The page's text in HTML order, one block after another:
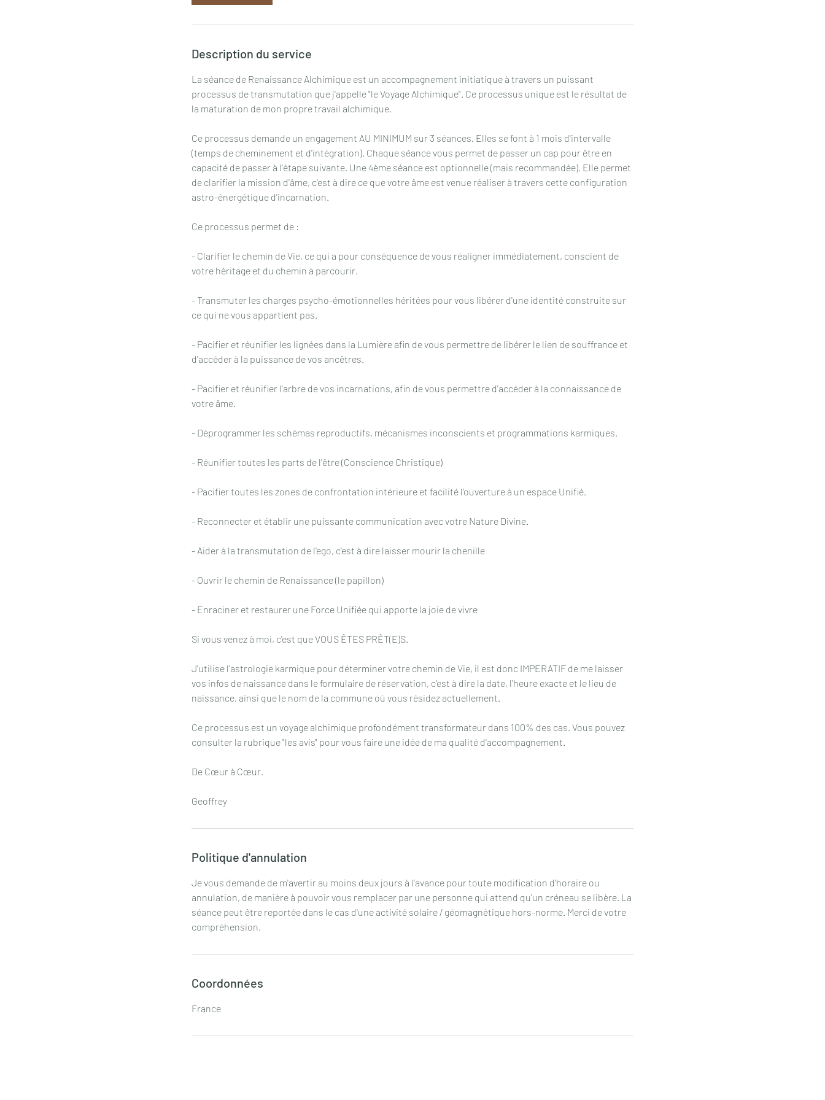
Description du service
La séance de Renaissance Alchimique est un accompagnement initiatique à travers un puissant
processus de transmutation que j'appelle "le Voyage Alchimique". Ce processus unique est le résultat de
la maturation de mon propre travail alchimique.
Ce processus demande un engagement AU MINIMUM sur 3 séances. Elles se font à 1 mois d'intervalle
(temps de cheminement et d'intégration). Chaque séance vous permet de passer un cap pour être en
capacité de passer à l'étape suivante. Une 4ème séance est optionnelle (mais recommandée). Elle permet
de clarifier la mission d'âme, c'est à dire ce que votre âme est venue réaliser à travers cette configuration
astro-énergétique d'incarnation.
Ce processus permet de :
- Clarifier le chemin de Vie, ce qui a pour conséquence de vous réaligner immédiatement, conscient de
votre héritage et du chemin à parcourir.
- Transmuter les charges psycho-émotionnelles héritées pour vous libérer d'une identité construite sur
ce qui ne vous appartient pas.
- Pacifier et réunifier les lignées dans la Lumière afin de vous permettre de libérer le lien de souffrance et
d'accéder à la puissance de vos ancêtres.
- Pacifier et réunifier l'arbre de vos incarnations, afin de vous permettre d'accéder à la connaissance de
votre âme.
- Déprogrammer les schémas reproductifs, mécanismes inconscients et programmations karmiques.
- Réunifier toutes les parts de l'être (Conscience Christique)
- Pacifier toutes les zones de confrontation intérieure et facilité l'ouverture à un espace Unifié.
- Reconnecter et établir une puissante communication avec votre Nature Divine.
- Aider à la transmutation de l'ego, c'est à dire laisser mourir la chenille
- Ouvrir le chemin de Renaissance (le papillon)
- Enraciner et restaurer une Force Unifiée qui apporte la joie de vivre
Si vous venez à moi, c'est que VOUS ÊTES PRÊT(E)S.
J'utilise l'astrologie karmique pour déterminer votre chemin de Vie, il est donc IMPERATIF de me laisser
vos infos de naissance dans le formulaire de réservation, c'est à dire la date, l'heure exacte et le lieu de
naissance, ainsi que le nom de la commune où vous résidez actuellement.
Ce processus est un voyage alchimique profondément transformateur dans 100% des cas. Vous pouvez
consulter la rubrique "les avis" pour vous faire une idée de ma qualité d'accompagnement.
De Cœur à Cœur.
Geoffrey
Politique d'annulation
Je vous demande de m'avertir au moins deux jours à l'avance pour toute modification d'horaire ou
annulation, de manière à pouvoir vous remplacer par une personne qui attend qu'un créneau se libère. La
séance peut être reportée dans le cas d'une activité solaire / géomagnétique hors-norme. Merci de votre
compréhension.
Coordonnées
France